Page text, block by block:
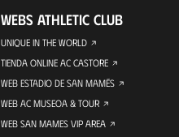
WEBS ATHLETIC CLUB
UNIQUE IN THE WORLD
TIENDA ONLINE AC CASTORE
WEB ESTADIO DE SAN MAMÉS
WEB AC MUSEOA & TOUR
WEB SAN MAMES VIP AREA